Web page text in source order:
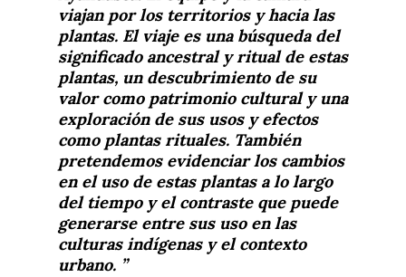
viajan por los territorios y hacia las
plantas. El viaje es una búsqueda del
significado ancestral y ritual de estas
plantas, un descubrimiento de su
valor como patrimonio cultural y una
exploración de sus usos y efectos
como plantas rituales. También
pretendemos evidenciar los cambios
en el uso de estas plantas a lo largo
del tiempo y el contraste que puede
generarse entre sus uso en las
culturas indígenas y el contexto
urbano.